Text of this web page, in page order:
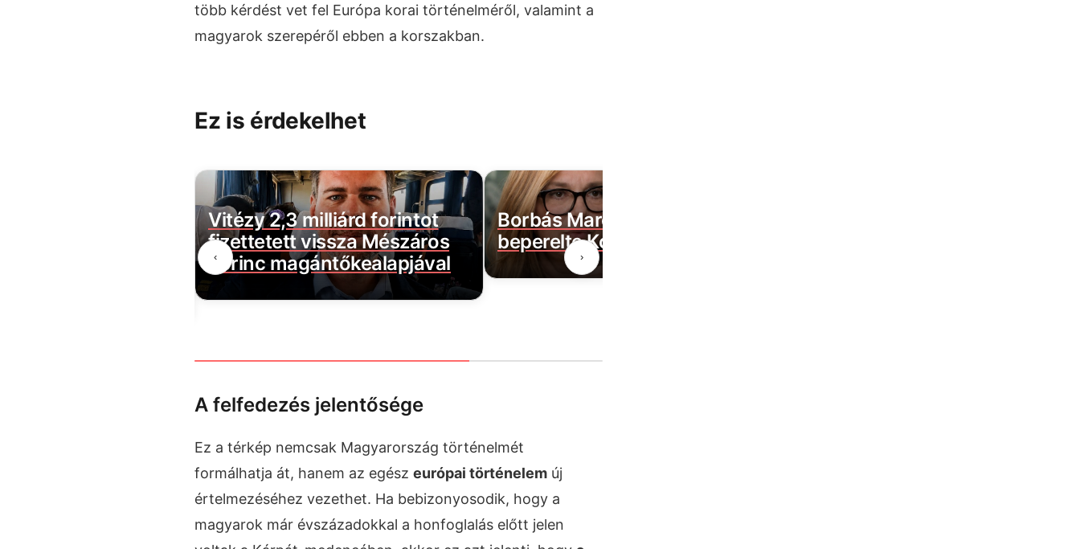
több kérdést vet fel Európa korai történelméről, valamint a
magyarok szerepéről ebben a korszakban.
Ez is érdekelhet
‹
Vitézy 2,3 milliárd forintot
fizettetett vissza Mészáros
Lőrinc magántőkealapjával
Borbás Marcsi nem hátrál,
beperelte Kocsis Mátét
›
A felfedezés jelentősége
Ez a térkép nemcsak Magyarország történelmét
formálhatja át, hanem az egész európai történelem új
értelmezéséhez vezethet. Ha bebizonyosodik, hogy a
magyarok már évszázadokkal a honfoglalás előtt jelen